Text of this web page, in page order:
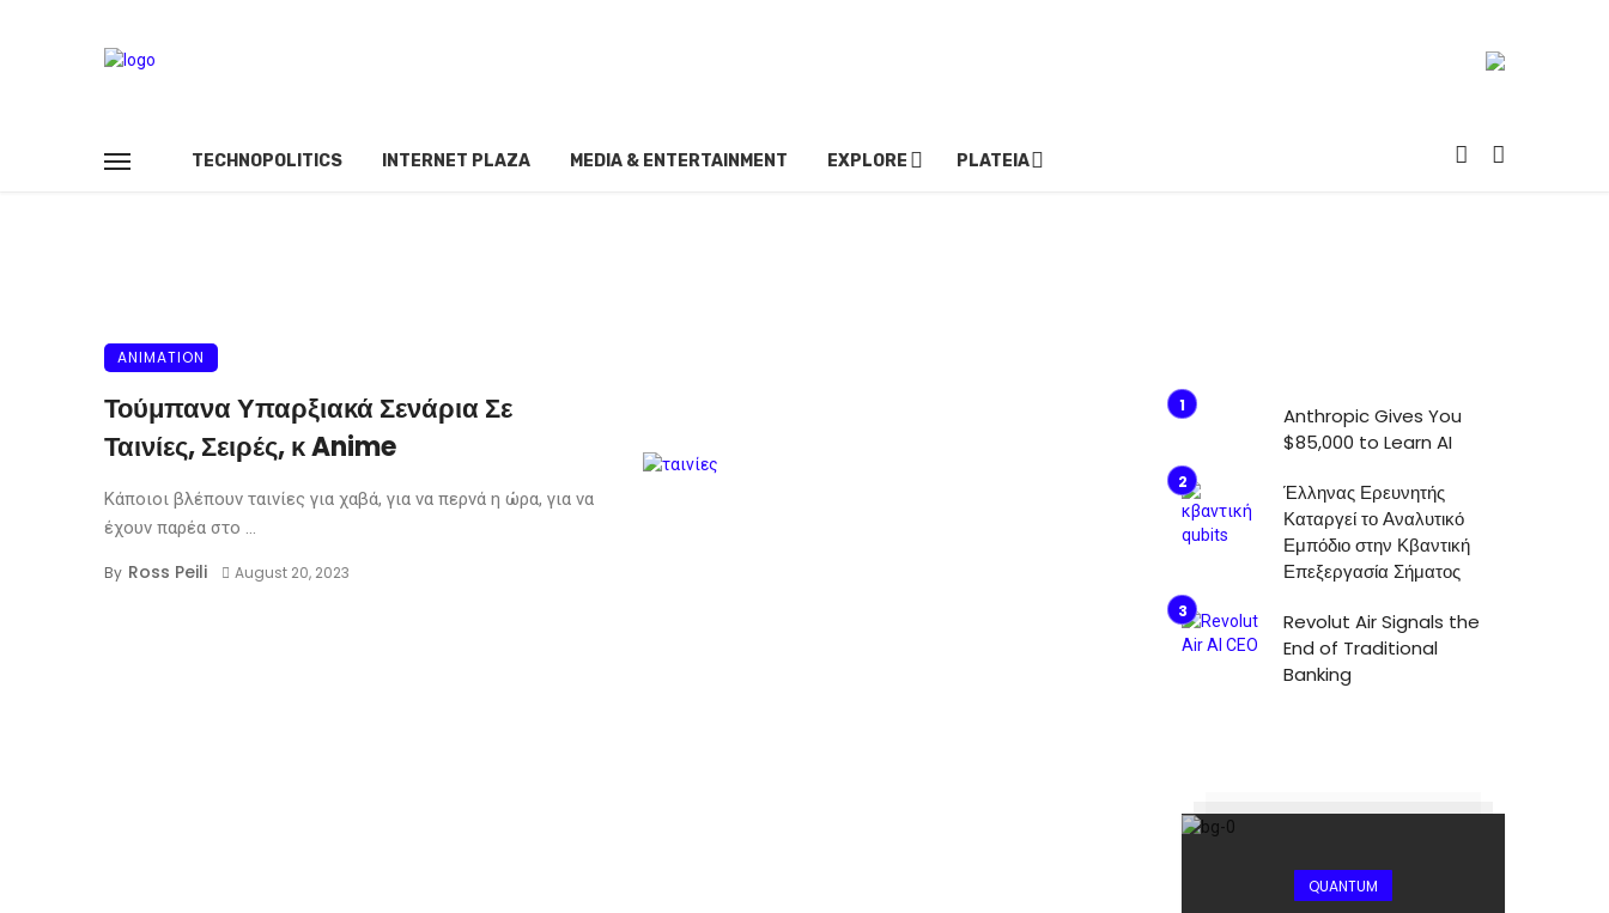
TECHNOPOLITICS INTERNET PLAZA MEDIA & ENTERTAINMENT EXPLORE PLATEIA
ANIMATION
Τούμπανα Υπαρξιακά Σενάρια Σε
Ταινίες, Σειρές, κ Anime
Κάποιοι βλέπουν ταινίες για χαβά, για να περνά η ώρα, για να
έχουν παρέα στο ...
By Ross Peili August 20, 2023
Anthropic Gives You
$85,000 to Learn AI
Έλληνας Ερευνητής
Καταργεί το Αναλυτικό
Εμπόδιο στην Κβαντική
Επεξεργασία Σήματος
Revolut Air Signals the
End of Traditional
Banking
QUANTUM